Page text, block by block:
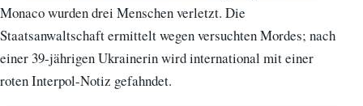
Monaco wurden drei Menschen verletzt. Die
Staatsanwaltschaft ermittelt wegen versuchten Mordes; nach
einer 39-jährigen Ukrainerin wird international mit einer
roten Interpol-Notiz gefahndet.